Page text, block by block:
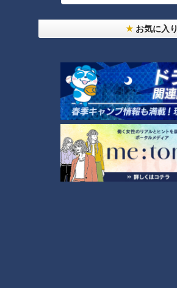
お気に入り
えとは
タグ
アナウンサー
アナウンサーYouTube企画
ホームページ